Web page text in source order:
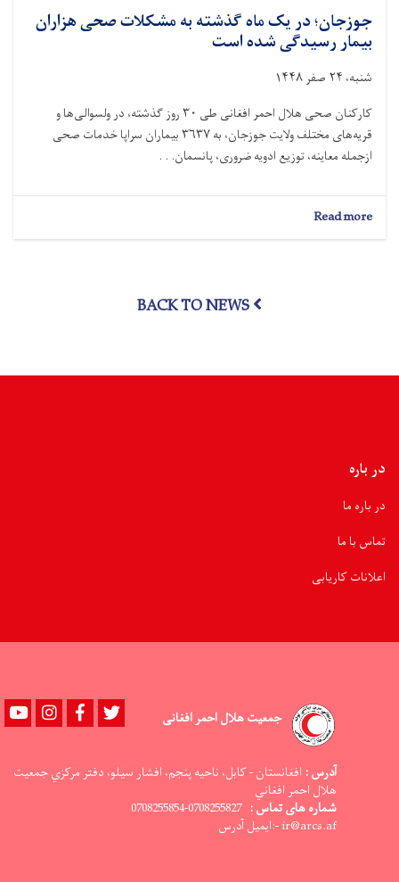
جوزجان؛ در یک ماه گذشته به مشکلات صحی هزاران
بیمار رسیدگی شده است
شنبه، ۲۴ صفر ۱۴۴۸
کارکنان صحی هلال احمر افغانی طی ۳۰ روز گذشته، در ولسوالی‌ها و
قریه‌های مختلف ولایت جوزجان، به ۳۶۳۷ بیماران سراپا خدمات صحی
ازجمله معاینه، توزیع ادویه ضروری، پانسمان. . .
Read more
جوزجان؛
هزاران
BACK TO NEWS
در باره
در باره ما
تماس با ما
اعلانات کاریابی
جمعیت هلال احمر افغانی YoutubeinstagramFacebook
آدرس : افغانستان - کابل، ناحيه پنجم، افشار سيلو، دفتر مرکزي جمعيت
هلال احمر افغاني
شماره های تماس : 0708255827-0708255854
ir@arcs.af -:ایمیل آدرس